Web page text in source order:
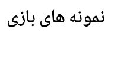
نمونه های بازی